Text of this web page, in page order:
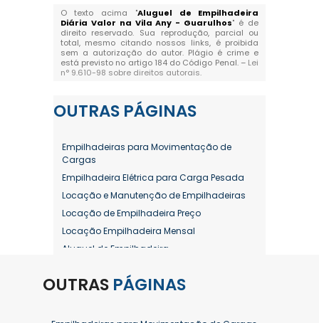
O texto acima "Aluguel de Empilhadeira
Diária Valor na Vila Any - Guarulhos" é de
direito reservado. Sua reprodução, parcial ou
total, mesmo citando nossos links, é proibida
sem a autorização do autor. Plágio é crime e
está previsto no artigo 184 do Código Penal. – Lei
n° 9.610-98 sobre direitos autorais.
OUTRAS PÁGINAS
Empilhadeiras para Movimentação de
Cargas
Empilhadeira Elétrica para Carga Pesada
Locação e Manutenção de Empilhadeiras
Locação de Empilhadeira Preço
Locação Empilhadeira Mensal
Aluguel de Empilhadeira
Aluguel de Empilhadeira Diária Valor
Aluguel de Empilhadeira Elétrica Preço
OUTRAS PÁGINAS